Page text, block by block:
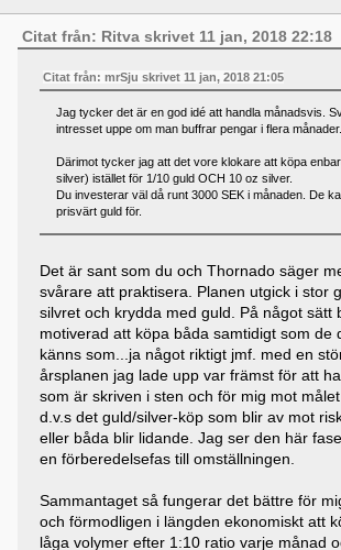
Citat från: Ritva skrivet 11 jan, 2018 22:18
Citat från: mrSju skrivet 11 jan, 2018 21:05
Jag tycker det är en god idé att handla månadsvis.
intresset uppe om man buffrar pengar i flera månader.
Därimot tycker jag att det vore klokare att köpa
silver) istället för 1/10 guld OCH 10 oz silver.
Du investerar väl då runt 3000 SEK i månaden. De
prisvärt guld för.
Det är sant som du och Thornado säger
svårare att praktisera. Planen utgick i stor
silvret och krydda med guld. På något sätt
motiverad att köpa båda samtidigt som de
känns som...ja något riktigt jmf. med en
årsplanen jag lade upp var främst för att
som är skriven i sten och för mig mot
d.v.s det guld/silver-köp som blir av mot
eller båda blir lidande. Jag ser den här
en förberedelsefas till omställningen.
Sammantaget så fungerar det bättre för
och förmodligen i längden ekonomiskt att
låga volymer efter 1:10 ratio varje månad